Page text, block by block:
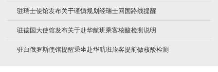
驻瑞士使馆发布关于谨慎规划经瑞士回国路线提醒
驻德国大使馆发布关于赴华航班乘客核酸检测说明
驻白俄罗斯使馆提醒乘坐赴华航班旅客提前做核酸检测